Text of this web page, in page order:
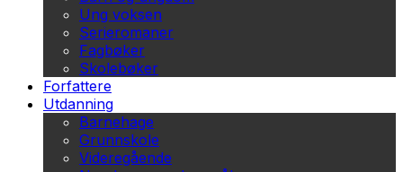
Ung voksen
Serieromaner
Fagbøker
Skolebøker
Forfattere
Utdanning
Barnehage
Grunnskole
Videregående